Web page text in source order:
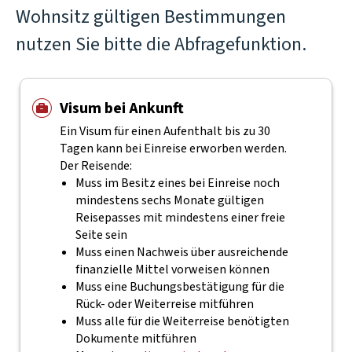
Wohnsitz gültigen Bestimmungen
nutzen Sie bitte die Abfragefunktion.
Visum bei Ankunft
Ein Visum für einen Aufenthalt bis zu 30
Tagen kann bei Einreise erworben werden.
Der Reisende:
Muss im Besitz eines bei Einreise noch
mindestens sechs Monate gültigen
Reisepasses mit mindestens einer freie
Seite sein
Muss einen Nachweis über ausreichende
finanzielle Mittel vorweisen können
Muss eine Buchungsbestätigung für die
Rück- oder Weiterreise mitführen
Muss alle für die Weiterreise benötigten
Dokumente mitführen